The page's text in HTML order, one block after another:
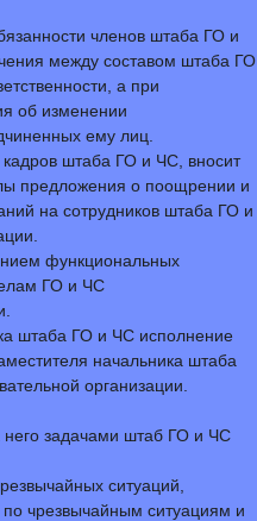
членов штаба ГО и
между составом штаба ГО
а при
об изменении
ему лиц.
кадров штаба ГО и ЧС, вносит
предложения о поощрении и
на сотрудников штаба ГО и
функциональных
ГО и ЧС
штаба ГО и ЧС исполнение
начальника штаба
организации.
него задачами штаб ГО и ЧС
ситуаций,
чрезвычайным ситуациям и